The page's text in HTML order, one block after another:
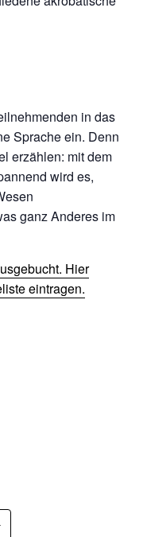
in das
Sprache ein. Denn
erzählen: mit dem
wird es,
ganz Anderes im
Hier
eintragen.